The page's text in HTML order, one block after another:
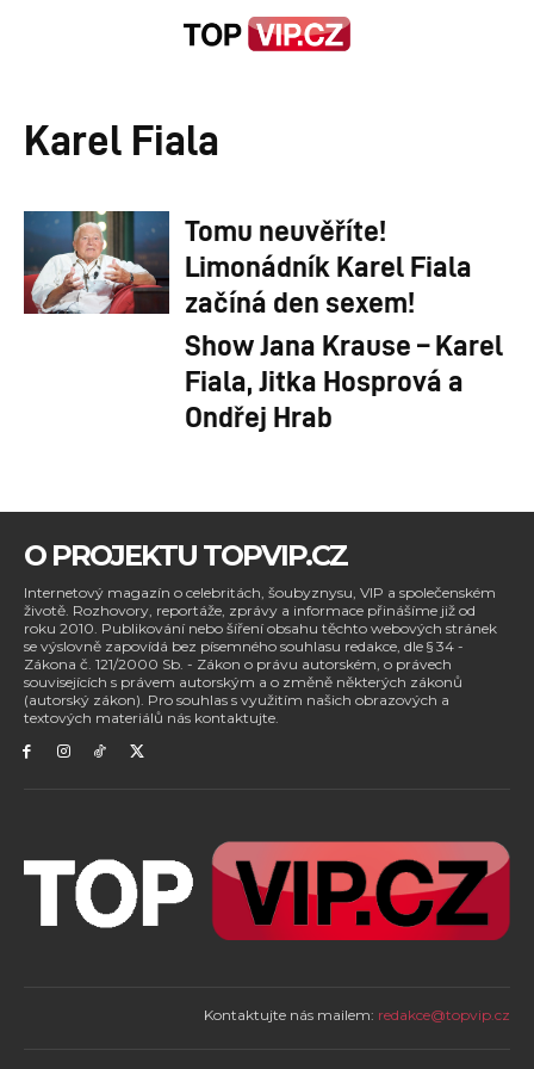
Karel Fiala
Tomu neuvěříte!
Limonádník Karel Fiala
začíná den sexem!
Show Jana Krause – Karel
Fiala, Jitka Hosprová a
Ondřej Hrab
O PROJEKTU TOPVIP.CZ
Internetový magazín o celebritách, šoubyznysu, VIP a společenském
životě. Rozhovory, reportáže, zprávy a informace přinášíme již od
roku 2010. Publikování nebo šíření obsahu těchto webových stránek
se výslovně zapovídá bez písemného souhlasu redakce, dle § 34 -
Zákona č. 121/2000 Sb. - Zákon o právu autorském, o právech
souvisejících s právem autorským a o změně některých zákonů
(autorský zákon). Pro souhlas s využitím našich obrazových a
textových materiálů nás kontaktujte.
Kontaktujte nás mailem: redakce@topvip.cz